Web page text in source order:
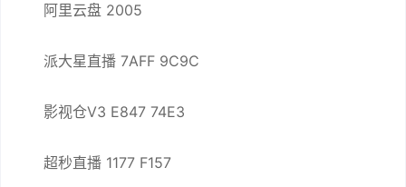
阿里云盘 2005
派大星直播 7AFF 9C9C
影视仓V3 E847 74E3
超秒直播 1177 F157